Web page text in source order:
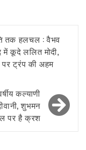
तक हलचल : वैभव
कूदे ललित मोदी,
ट्रंप की अहम
कल्याणी
शुभमन
पर है क्रश